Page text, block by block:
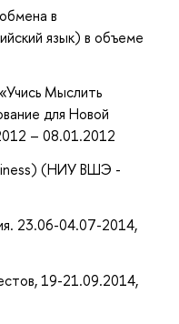
в
язык) в объеме
Мыслить
для Новой
– 08.01.2012
(НИУ ВШЭ -
23.06-04.07-2014,
19-21.09.2014,